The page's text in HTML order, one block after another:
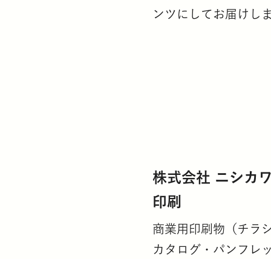
ンツにしてお届けし
株式会社 ニシカ
印刷
商業用印刷物（チラ
カタログ・パンフレ